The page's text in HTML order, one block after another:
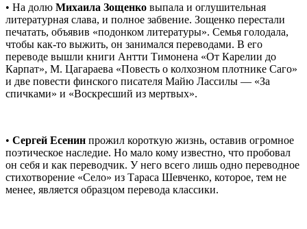
• На долю Михаила Зощенко выпала и оглушительная
литературная слава, и полное забвение. Зощенко перестали
печатать, объявив «подонком литературы». Семья голодала,
чтобы как-то выжить, он занимался переводами. В его
переводе вышли книги Антти Тимонена «От Карелии до
Карпат», М. Цагараева «Повесть о колхозном плотнике Саго»
и две повести финского писателя Майю Лассилы — «За
спичками» и «Воскресший из мертвых».
• Сергей Есенин прожил короткую жизнь, оставив огромное
поэтическое наследие. Но мало кому известно, что пробовал
он себя и как переводчик. У него всего лишь одно переводное
стихотворение «Село» из Тараса Шевченко, которое, тем не
менее, является образцом перевода классики.